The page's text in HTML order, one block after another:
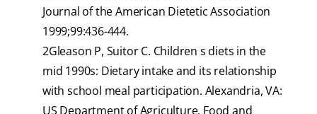
Journal of the American Dietetic Association
1999;99:436-444.
2Gleason P, Suitor C. Children s diets in the
mid 1990s: Dietary intake and its relationship
with school meal participation. Alexandria, VA:
US Department of Agriculture, Food and